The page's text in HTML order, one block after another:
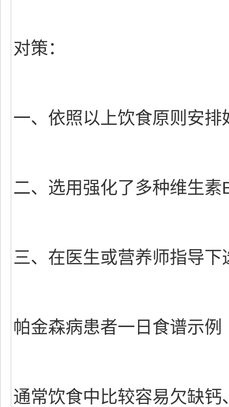
对策：
一、依照以上饮食原则安排
二、选用强化了多种维生素
三、在医生或营养师指导
帕金森病患者一日食谱示例
通常饮食中比较容易欠缺